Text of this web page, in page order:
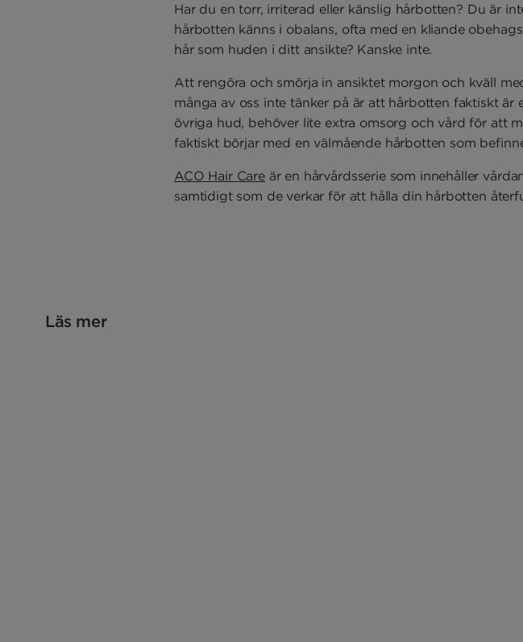
Har du en torr, irriterad eller känslig hårbotten? Du är
hårbotten känns i obalans, ofta med en kliande
hår som huden i ditt ansikte? Kanske inte.
Att rengöra och smörja in ansiktet morgon och kväll
många av oss inte tänker på är att hårbotten faktiskt
övriga hud, behöver lite extra omsorg och vård för att
faktiskt börjar med en välmående hårbotten som
ACO Hair Careär en hårvårdsserie som innehåller
samtidigt som de verkar för att hålla din hårbotten
Läs mer